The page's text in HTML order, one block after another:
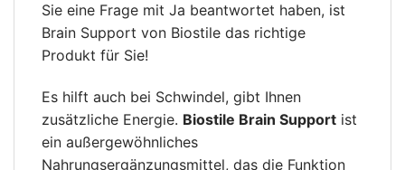
Sie eine Frage mit Ja beantwortet haben, ist
Brain Support von Biostile das richtige
Produkt für Sie!
Es hilft auch bei Schwindel, gibt Ihnen
zusätzliche Energie. Biostile Brain Support ist
ein außergewöhnliches
Nahrungsergänzungsmittel, das die Funktion